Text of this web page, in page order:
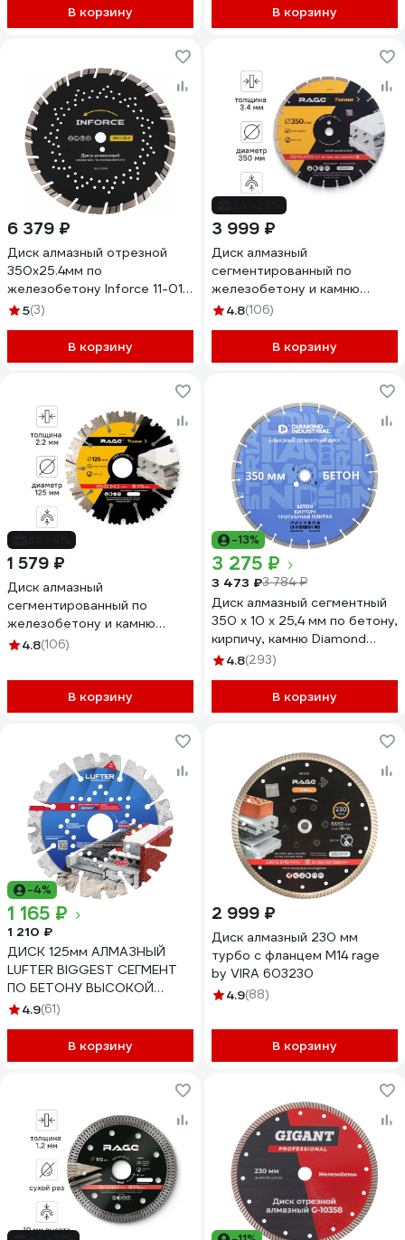
В корзину В корзину
6 379 ₽
Диск алмазный отрезной
350x25.4мм по
железобетону Inforce 11-01-
5104
5(3)
В корзину
3 999 ₽
Диск алмазный
сегментированный по
железобетону и камню
350х3.4х30 мм RAGE Furious
4.8(106)
В корзину
1 579 ₽
Диск алмазный
сегментированный по
железобетону и камню
125х2.2х22.2 мм RAGE
4.8(106)
В корзину
-13%
3 275 ₽
3 473 ₽3 784 ₽
Диск алмазный сегментный
350 х 10 х 25,4 мм по бетону,
кирпичу, камню Diamond
Industrial DIDC350
4.8(293)
В корзину
-4%
1 165 ₽
1 210 ₽
ДИСК 125мм АЛМАЗНЫЙ
LUFTER BIGGEST СЕГМЕНТ
ПО БЕТОНУ ВЫСОКОЙ
ПРОЧНОСТИ, АРМОБЕТОНУ
4.9(61)
В корзину
2 999 ₽
Диск алмазный 230 мм
турбо с фланцем М14 rage
by VIRA 603230
4.9(88)
В корзину